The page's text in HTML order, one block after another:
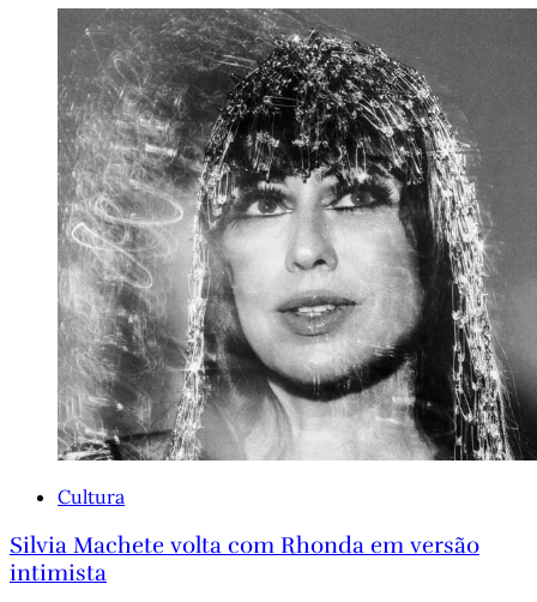
Cultura
Silvia Machete volta com Rhonda em versão
intimista